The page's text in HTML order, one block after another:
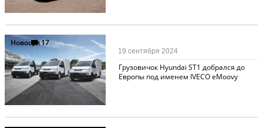
Новости17
Грузовичок Hyundai ST1 добрался до
Европы под именем IVECO eMoovy
19 сентября 2024